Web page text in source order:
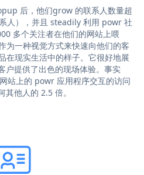
后，他们grow 的联系人数量超
人），并且 steadily 利用 powr 社
多个关注者在他们的网站上喂
一种视觉方式来快速向他们的客
在现实生活中的样子。它很好地展
户提供了出色的现场体验。事实
站上的 powr 应用程序交互的访问
他人的 2.5 倍。